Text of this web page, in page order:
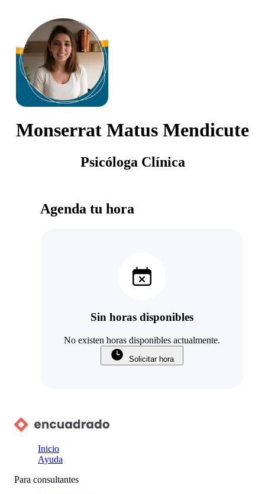
Monserrat Matus Mendicute
Psicóloga Clínica
Agenda tu hora
Sin horas disponibles
No existen horas disponibles actualmente.
Solicitar hora
Inicio
Ayuda
Para consultantes